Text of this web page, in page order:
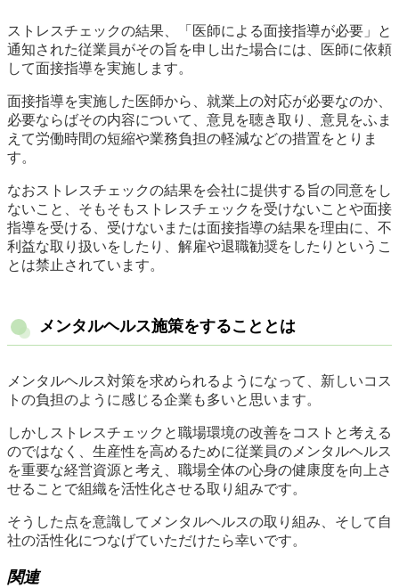
ストレスチェックの結果、「医師による面接指導が必要」と
通知された従業員がその旨を申し出た場合には、医師に依頼
して面接指導を実施します。
面接指導を実施した医師から、就業上の対応が必要なのか、
必要ならばその内容について、意見を聴き取り、意見をふま
えて労働時間の短縮や業務負担の軽減などの措置をとりま
す。
なおストレスチェックの結果を会社に提供する旨の同意をし
ないこと、そもそもストレスチェックを受けないことや面接
指導を受ける、受けないまたは面接指導の結果を理由に、不
利益な取り扱いをしたり、解雇や退職勧奨をしたりというこ
とは禁止されています。
メンタルヘルス施策をすることとは
メンタルヘルス対策を求められるようになって、新しいコス
トの負担のように感じる企業も多いと思います。
しかしストレスチェックと職場環境の改善をコストと考える
のではなく、生産性を高めるために従業員のメンタルヘルス
を重要な経営資源と考え、職場全体の心身の健康度を向上さ
せることで組織を活性化させる取り組みです。
そうした点を意識してメンタルヘルスの取り組み、そして自
社の活性化につなげていただけたら幸いです。
関連